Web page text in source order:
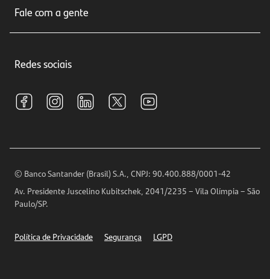
Seguros
Crédito e Financiamentos
Investimentos
Relações com Investidores
Fale com a gente
Central de Renegociação
S.A.C
Encontre nossas agências
Horários de Atendimento
Telefones
Redes sociais
© Banco Santander (Brasil) S.A., CNPJ: 90.400.888/0001-42
Av. Presidente Juscelino Kubitschek, 2041/2235 – Vila Olímpia – São
Paulo/SP.
Política de Privacidade Segurança LGPD